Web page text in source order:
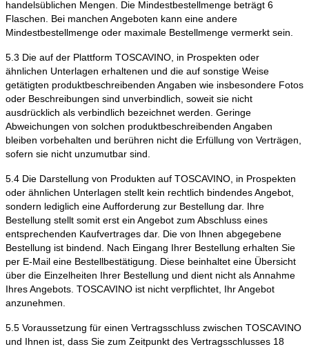
handelsüblichen Mengen. Die Mindestbestellmenge beträgt 6
Flaschen. Bei manchen Angeboten kann eine andere
Mindestbestellmenge oder maximale Bestellmenge vermerkt sein.
5.3 Die auf der Plattform TOSCAVINO, in Prospekten oder
ähnlichen Unterlagen erhaltenen und die auf sonstige Weise
getätigten produktbeschreibenden Angaben wie insbesondere Fotos
oder Beschreibungen sind unverbindlich, soweit sie nicht
ausdrücklich als verbindlich bezeichnet werden. Geringe
Abweichungen von solchen produktbeschreibenden Angaben
bleiben vorbehalten und berühren nicht die Erfüllung von Verträgen,
sofern sie nicht unzumutbar sind.
5.4 Die Darstellung von Produkten auf TOSCAVINO, in Prospekten
oder ähnlichen Unterlagen stellt kein rechtlich bindendes Angebot,
sondern lediglich eine Aufforderung zur Bestellung dar. Ihre
Bestellung stellt somit erst ein Angebot zum Abschluss eines
entsprechenden Kaufvertrages dar. Die von Ihnen abgegebene
Bestellung ist bindend. Nach Eingang Ihrer Bestellung erhalten Sie
per E-Mail eine Bestellbestätigung. Diese beinhaltet eine Übersicht
über die Einzelheiten Ihrer Bestellung und dient nicht als Annahme
Ihres Angebots. TOSCAVINO ist nicht verpflichtet, Ihr Angebot
anzunehmen.
5.5 Voraussetzung für einen Vertragsschluss zwischen TOSCAVINO
und Ihnen ist, dass Sie zum Zeitpunkt des Vertragsschlusses 18